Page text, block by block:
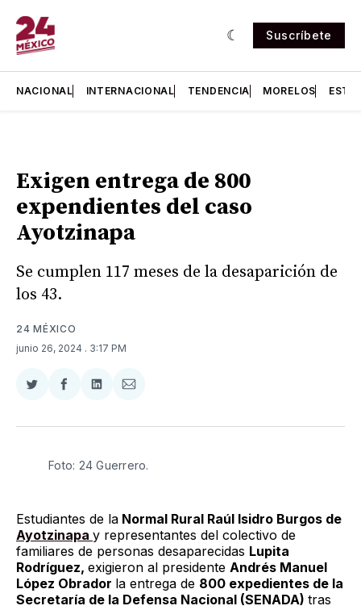
Suscríbete
NACIONAL INTERNACIONAL TENDENCIA MORELOS
Exigen entrega de 800
expendientes del caso
Ayotzinapa
Se cumplen 117 meses de la desaparición de
los 43.
24 MÉXICO
junio 26, 2024 . 3:17 PM
Compartir
Twitter
Compartir
Facebook
Compartir
LinkedIn
Compartir
Email
Foto: 24 Guerrero.
Estudiantes de la Normal Rural Raúl Isidro Burgos de
Ayotzinapa y representantes del colectivo de
familiares de personas desaparecidas Lupita
Rodríguez, exigieron al presidente Andrés Manuel
López Obrador la entrega de 800 expedientes de la
Secretaría de la Defensa Nacional (SENADA) tras